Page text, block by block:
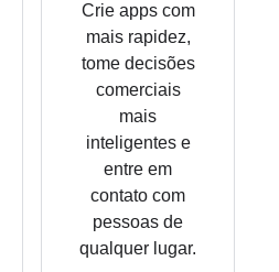
Crie apps com
mais rapidez,
tome decisões
comerciais
mais
inteligentes e
entre em
contato com
pessoas de
qualquer lugar.